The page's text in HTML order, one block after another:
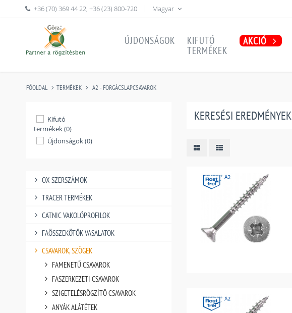
+36 (70) 369 44 22,+36 (23) 800-720 Magyar
ÚJDONSÁGOK
KIFUTÓ
TERMÉKEK
AKCIÓ
FŐOLDAL TERMÉKEK A2 - FORGÁCSLAPCSAVAROK
Kifutó
termékek (0)
Újdonságok (0)
OX SZERSZÁMOK
TRACER TERMÉKEK
CATNIC VAKOLÓPROFILOK
FAÖSSZEKÖTŐK VASALATOK
CSAVAROK, SZÖGEK
FAMENETŰ CSAVAROK
FASZERKEZETI CSAVAROK
SZIGETELÉSRÖGZÍTŐ CSAVAROK
ANYÁK ALÁTÉTEK
KERESÉSI EREDMÉNYEK